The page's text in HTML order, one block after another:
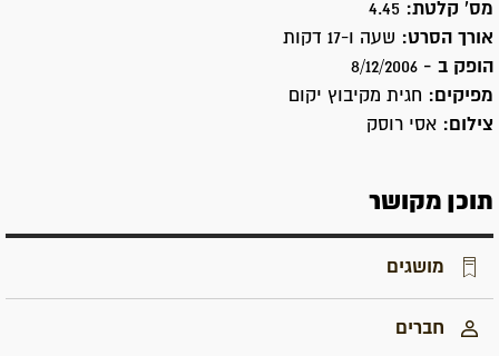
מס' קלטת:
אורך הסרט: שעה ו-17 דקות
הופק ב -
מפיקים: חגית מקיבוץ יקום
צילום: אסי רוסק
תוכן מקושר
מושגים
חברים